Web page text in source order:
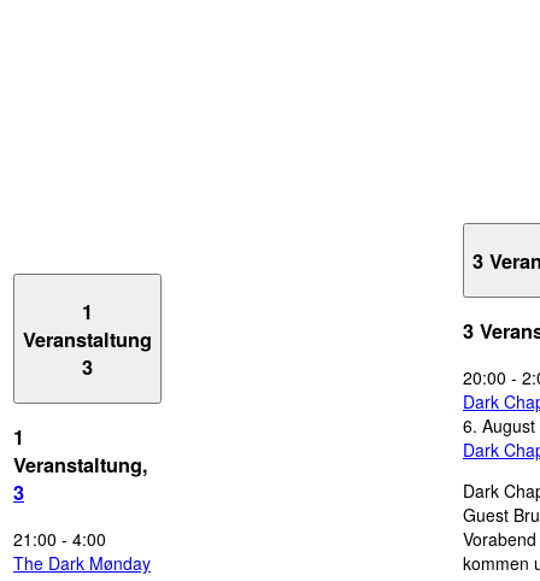
1
Veranstaltung
3
1
Veranstaltung,
3
21:00 - 4:00
The Dark Mønday
3
3
20:00 -
Dark
6.
Dark
Dark
Guest
kommen